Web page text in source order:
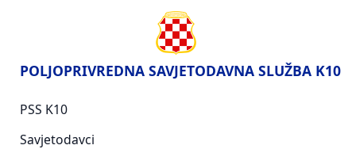
POLJOPRIVREDNA SAVJETODAVNA SLUŽBA K10
PSS K10
Savjetodavci